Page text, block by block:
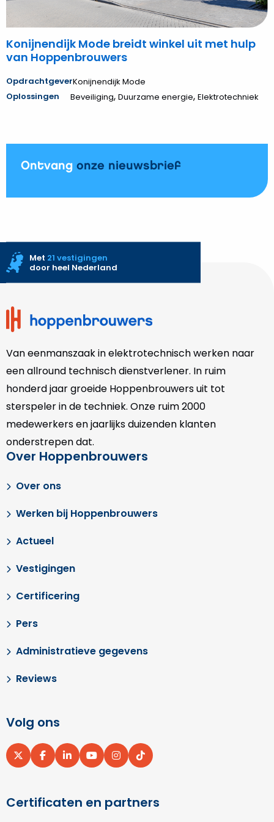
Konijnendijk Mode breidt winkel uit met hulp
van Hoppenbrouwers
OpdrachtgeverKonijnendijk Mode
Oplossingen
Beveiliging, Duurzame energie, Elektrotechniek
Ontvang onze nieuwsbrief
Site
Met 21 vestigingen
door heel Nederland
Van eenmanszaak in elektrotechnisch werken naar
een allround technisch dienstverlener. In ruim
honderd jaar groeide Hoppenbrouwers uit tot
sterspeler in de techniek. Onze ruim 2000
medewerkers en jaarlijks duizenden klanten
onderstrepen dat.
Over Hoppenbrouwers
Over ons
Werken bij Hoppenbrouwers
Actueel
Vestigingen
Certificering
Pers
Administratieve gegevens
Reviews
Volg ons
Ga
Ga
Ga
Ga
Ga
Ga
Certificaten en partners